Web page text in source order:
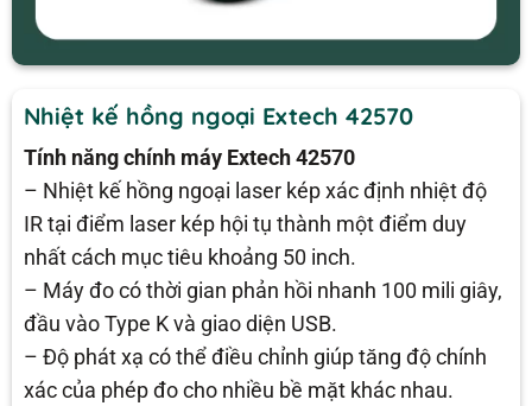
Nhiệt kế hồng ngoại Extech 42570
Tính năng chính máy Extech 42570
– Nhiệt kế hồng ngoại laser kép xác định nhiệt độ
IR tại điểm laser kép hội tụ thành một điểm duy
nhất cách mục tiêu khoảng 50 inch.
– Máy đo có thời gian phản hồi nhanh 100 mili giây,
đầu vào Type K và giao diện USB.
– Độ phát xạ có thể điều chỉnh giúp tăng độ chính
xác của phép đo cho nhiều bề mặt khác nhau.